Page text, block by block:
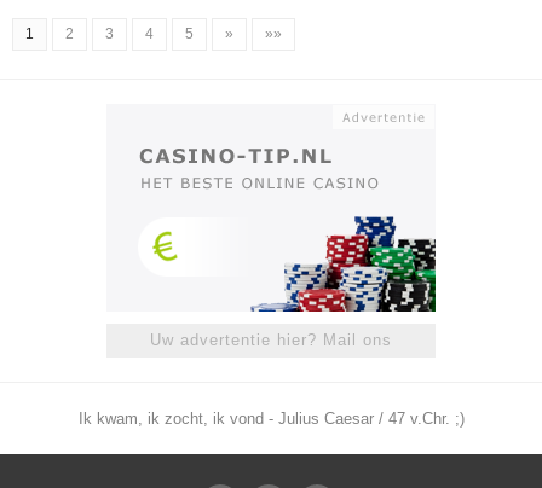
1 2 3 4 5 » »»
Uw advertentie hier? Mail ons
Ik kwam, ik zocht, ik vond - Julius Caesar / 47 v.Chr. ;)